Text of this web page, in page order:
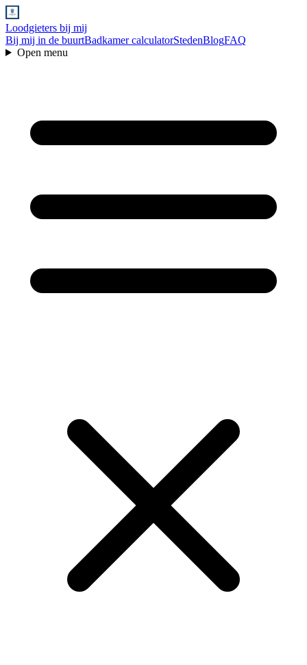
Loodgieters bij mij
Bij mij in de buurtBadkamer calculatorStedenBlogFAQ
Open menu